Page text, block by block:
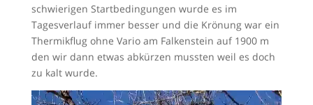
schwierigen Startbedingungen wurde es im
Tagesverlauf immer besser und die Krönung war ein
Thermikflug ohne Vario am Falkenstein auf 1900 m
den wir dann etwas abkürzen mussten weil es doch
zu kalt wurde.
Video-